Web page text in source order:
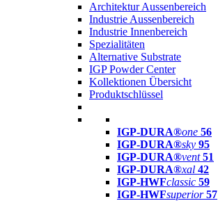
Architektur Aussenbereich
Industrie Aussenbereich
Industrie Innenbereich
Spezialitäten
Alternative Substrate
IGP Powder Center
Kollektionen Übersicht
Produktschlüssel
IGP-DURA®one 56
IGP-DURA®sky 95
IGP-DURA®vent 51
IGP-DURA®xal 42
IGP-HWFclassic 59
IGP-HWFsuperior 57